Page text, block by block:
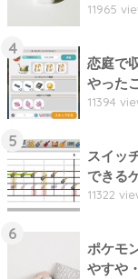
11965
4
恋庭で
やった
11394
5
スイッ
できる
11322
6
ポケモ
やすや